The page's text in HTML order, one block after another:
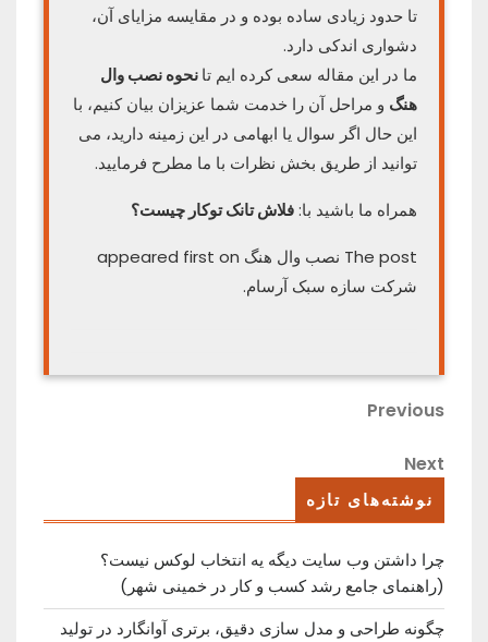
تا حدود زیادی ساده بوده و در مقایسه مزایای آن،
دشواری اندکی دارد.
ما در این مقاله سعی کرده ایم تانحوه نصب وال
هنگ و مراحل آن را خدمت شما عزیزان بیان کنیم، با
این حال اگر سوال یا ابهامی در این زمینه دارید، می
توانید از طریق بخش نظرات با ما مطرح فرمایید.
همراه ما باشید با:فلاش تانک توکار چیست؟
The post نصب وال هنگ appeared first on
شرکت سازه سبک آرسام.
راهبری
نوشته
Previous
Previous
Next
Next
نوشته‌های تازه
چرا داشتن وب سایت دیگه یه انتخاب لوکس نیست؟
(راهنمای جامع رشد کسب ‌و کار در خمینی ‌شهر)
چگونه طراحی و مدل سازی دقیق، برتری آوانگارد در تولید